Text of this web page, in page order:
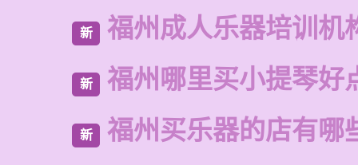
新 福州成人乐器培训机
新 福州哪里买小提琴好
新 福州买乐器的店有哪